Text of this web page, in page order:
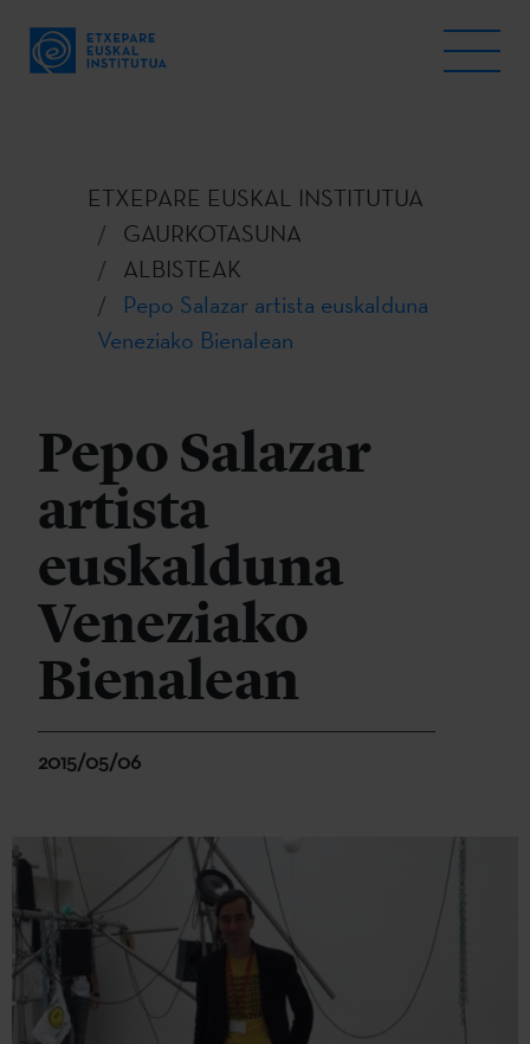
ETXEPARE EUSKAL INSTITUTUA
GAURKOTASUNA
ALBISTEAK
Pepo Salazar artista euskalduna
Veneziako Bienalean
Pepo Salazar
artista
euskalduna
Veneziako
Bienalean
2015/05/06